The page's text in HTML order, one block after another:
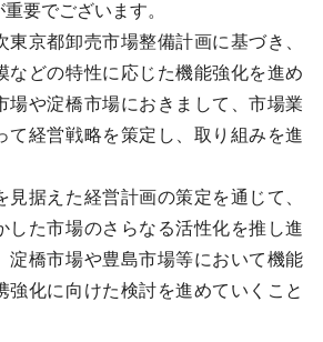
要でございます。
京都卸売市場整備計画に基づき、
などの特性に応じた機能強化を進め
場や淀橋市場におきまして、市場業
て経営戦略を策定し、取り組みを進
据えた経営計画の策定を通じて、
した市場のさらなる活性化を推し進
淀橋市場や豊島市場等において機能
強化に向けた検討を進めていくこと